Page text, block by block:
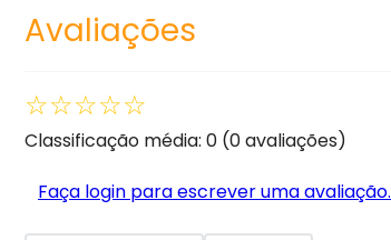
Avaliações
☆☆☆☆☆
Classificação média: 0 (0 avaliações)
Faça login para escrever uma avaliação.